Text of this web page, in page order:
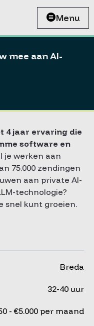
Menu
mee aan AI-
4 jaar ervaring die
software en
je werken aan
75.000 zendingen
aan private AI-
technologie?
snel kunt groeien.
Breda
32-40 uur
- €5.000 per maand